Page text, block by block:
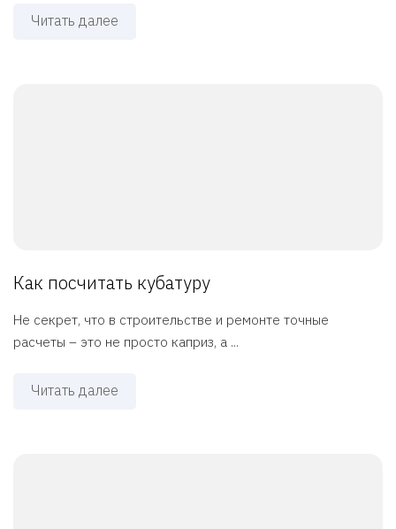
Читать далее
Как посчитать кубатуру
Не секрет, что в строительстве и ремонте точные
расчеты – это не просто каприз, а ...
Читать далее